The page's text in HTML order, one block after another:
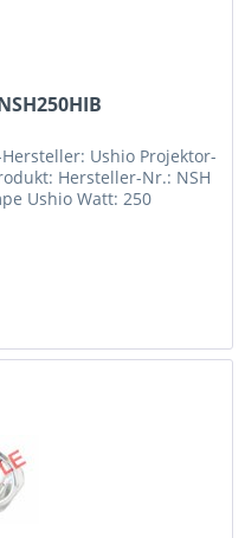
Ushio Projektor-
Hersteller-Nr.: NSH
Ushio Watt: 250